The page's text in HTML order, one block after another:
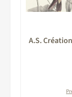
A.S.